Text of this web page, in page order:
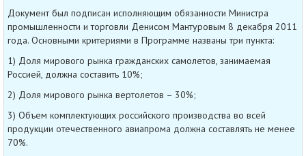
Документ был подписан исполняющим обязанности Министра
промышленности и торговли Денисом Мантуровым 8 декабря 2011
года. Основными критериями в Программе названы три пункта:
1) Доля мирового рынка гражданских самолетов, занимаемая
Россией, должна составить 10%;
2) Доля мирового рынка вертолетов – 30%;
3) Объем комплектующих российского производства во всей
продукции отечественного авиапрома должна составлять не менее
70%.